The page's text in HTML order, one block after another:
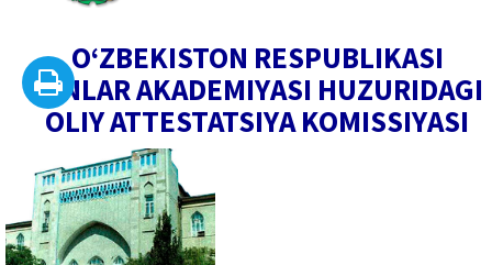
O‘ZBEKISTON RESPUBLIKASI
FANLAR AKADEMIYASI HUZURIDAGI
OLIY ATTESTATSIYA KOMISSIYASI